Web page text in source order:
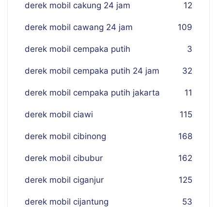
derek mobil cakung 24 jam 12
derek mobil cawang 24 jam 109
derek mobil cempaka putih 3
derek mobil cempaka putih 24 jam 32
derek mobil cempaka putih jakarta 11
derek mobil ciawi 115
derek mobil cibinong 168
derek mobil cibubur 162
derek mobil ciganjur 125
derek mobil cijantung 53